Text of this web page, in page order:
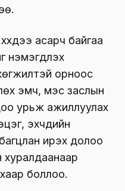
асарч байгаа
орноос
эмч, мэс заслын
урьж ажиллуулах
эхчүүдийн
ирэх долоо
хуралдаанаар
боллоо.